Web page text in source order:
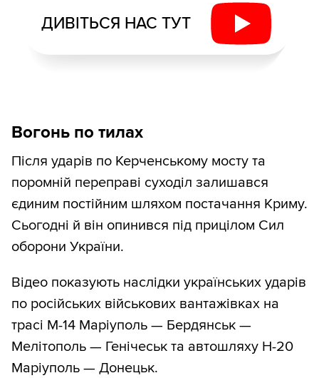
ДИВІТЬСЯ НАС ТУТ
Вогонь по тилах
Після ударів по Керченському мосту та
поромній переправі суходіл залишався
єдиним постійним шляхом постачання Криму.
Сьогодні й він опинився під прицілом Сил
оборони України.
Відео показують наслідки українських ударів
по російських військових вантажівках на
трасі М-14 Маріуполь — Бердянськ —
Мелітополь — Генічеськ та автошляху Н-20
Маріуполь — Донецьк.